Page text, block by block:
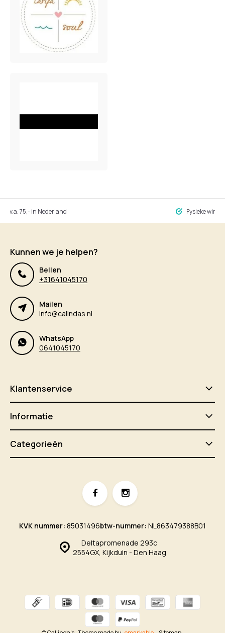
v.a. 75,- in Nederland Fysieke
Kunnen we je helpen?
Bellen
+31641045170
Mailen
info@calindas.nl
WhatsApp
0641045170
Klantenservice
Informatie
Categorieën
Deltapromenade 293c
2554GX, Kijkduin - Den Haag
KVK nummer: 85031496btw-nummer: NL863479388B01